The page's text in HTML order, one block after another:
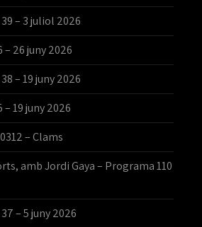
– 3 juliol 2026
– 26 juny 2026
– 19 juny 2026
– 19 juny 2026
– Clams
amb Jordi Gaya – Programa 110
– 5 juny 2026